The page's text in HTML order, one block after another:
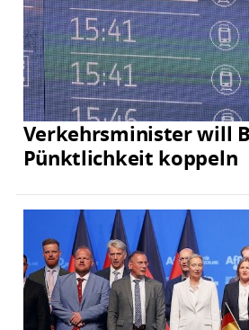
Verkehrsminister will
Pünktlichkeit koppeln